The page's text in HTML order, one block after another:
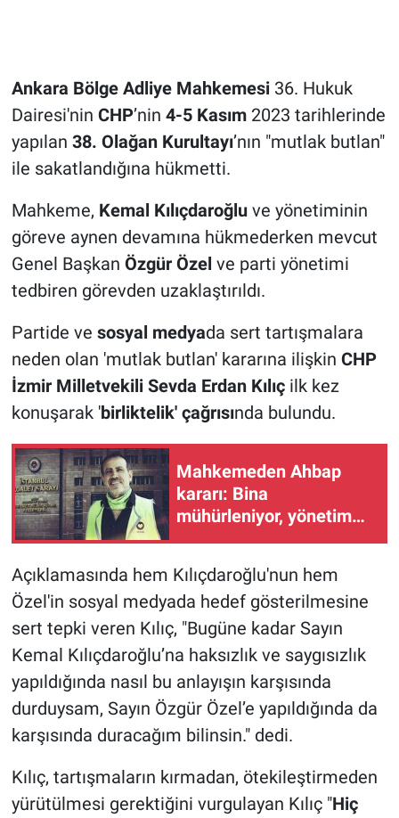
Ankara Bölge Adliye Mahkemesi36. Hukuk
Dairesi'nin CHP’nin 4-5 Kasım2023 tarihlerinde
yapılan 38. Olağan Kurultayı’nın "mutlak butlan"
ile sakatlandığına hükmetti.
Mahkeme, Kemal Kılıçdaroğlu ve yönetiminin
göreve aynen devamına hükmederken mevcut
Genel Başkan Özgür Özel ve parti yönetimi
tedbiren görevden uzaklaştırıldı.
Partide ve sosyal medyada sert tartışmalara
neden olan 'mutlak butlan' kararına ilişkin CHP
İzmir Milletvekili Sevda Erdan Kılıçilk kez
konuşarak 'birliktelik' çağrısında bulundu.
Mahkemeden Ahbap
kararı: Bina
mühürleniyor, yönetim
Açıklamasında hem Kılıçdaroğlu'nun hem
Özel'in sosyal medyada hedef gösterilmesine
sert tepki veren Kılıç, "Bugüne kadar Sayın
Kemal Kılıçdaroğlu’na haksızlık ve saygısızlık
yapıldığında nasıl bu anlayışın karşısında
durduysam, Sayın Özgür Özel’e yapıldığında da
karşısında duracağım bilinsin." dedi.
Kılıç, tartışmaların kırmadan, ötekileştirmeden
yürütülmesi gerektiğini vurgulayan Kılıç "Hiç